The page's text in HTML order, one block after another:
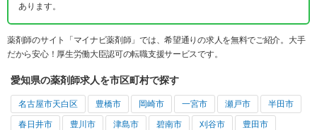
あります。
薬剤師のサイト「マイナビ薬剤師」では、希望通りの求人を無料でご紹介。大手
だから安心！厚生労働大臣認可の転職支援サービスです。
愛知県の薬剤師求人を市区町村で探す
名古屋市天白区 豊橋市 岡崎市 一宮市 瀬戸市 半田市
春日井市 豊川市 津島市 碧南市 刈谷市 豊田市